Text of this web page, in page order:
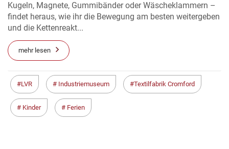
Kugeln, Magnete, Gummibänder oder Wäscheklammern –
findet heraus, wie ihr die Bewegung am besten weitergeben
und die Kettenreakt...
mehr lesen
LVR Industriemuseum Textilfabrik Cromford
Kinder Ferien